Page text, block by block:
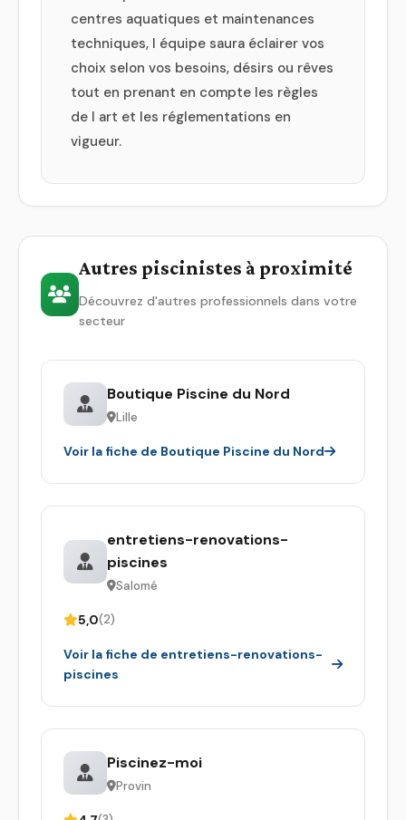
centres aquatiques et maintenances
techniques, l équipe saura éclairer vos
choix selon vos besoins, désirs ou rêves
tout en prenant en compte les règles
de l art et les réglementations en
vigueur.
Autres piscinistes à proximité
Découvrez d'autres professionnels dans votre
secteur
Boutique Piscine du Nord
Lille
Voir la fiche de Boutique Piscine du Nord
entretiens-renovations-
piscines
Salomé
5,0(2)
Voir la fiche de entretiens-renovations-
piscines
Piscinez-moi
Provin